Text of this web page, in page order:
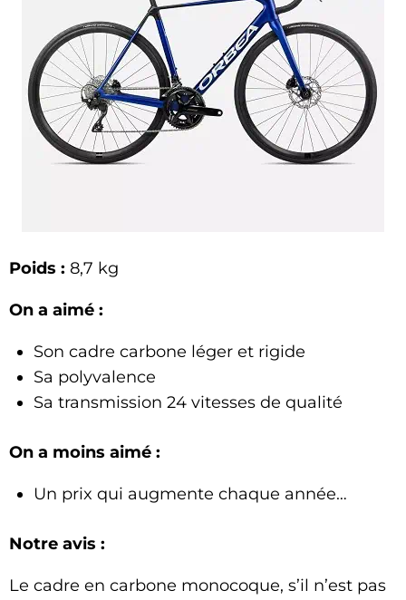
Poids : 8,7 kg
On a aimé :
Son cadre carbone léger et rigide
Sa polyvalence
Sa transmission 24 vitesses de qualité
On a moins aimé :
Un prix qui augmente chaque année…
Notre avis :
Le cadre en carbone monocoque, s’il n’est pas